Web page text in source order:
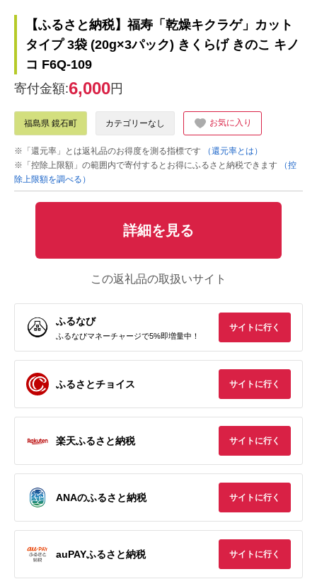
【ふるさと納税】福寿「乾燥キクラゲ」カット
タイプ 3袋 (20g×3パック) きくらげ きのこ キノ
コ F6Q-109
寄付金額:6,000円
福島県 鏡石町 カテゴリーなし お気に入り
※「還元率」とは返礼品のお得度を測る指標です
（還元率とは）
※「控除上限額」の範囲内で寄付するとお得にふるさと納税できます
（控
除上限額を調べる）
詳細を見る
この返礼品の取扱いサイト
ふるなび
ふるなびマネーチャージで5%即増量中！
サイトに行く
ふるさとチョイス サイトに行く
楽天ふるさと納税 サイトに行く
ANAのふるさと納税 サイトに行く
auPAYふるさと納税 サイトに行く